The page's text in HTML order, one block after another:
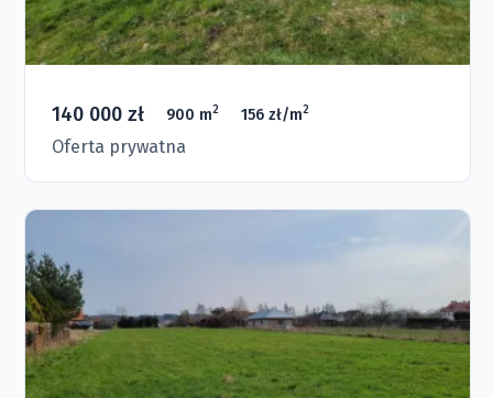
140 000 zł 900 m2 156 zł/m2
Oferta prywatna